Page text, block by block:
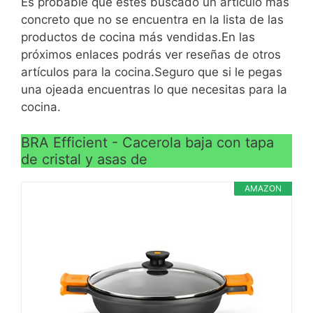
siempre perfecto con la
superficie de cocina
Los alimentos nunca se
pegan, incluso si se
cocina sin aceite
>
Aprovecha mejor la
energía para ahorrar en la
factura del gas o la
electricidad
Totalmente indeformable:
su base no se curva y
siempre perfecto con la
superficie de cocina
>
concreto que no se encuentra en la lista de las
productos de cocina más vendidas.En las
próximos enlaces podrás ver reseñas de otros
artículos para la cocina.Seguro que si le pegas
una ojeada encuentras lo que necesitas para la
cocina.
BRA Efficient - Cacerola baja con tapa
de cristal y asas de
AMAZON